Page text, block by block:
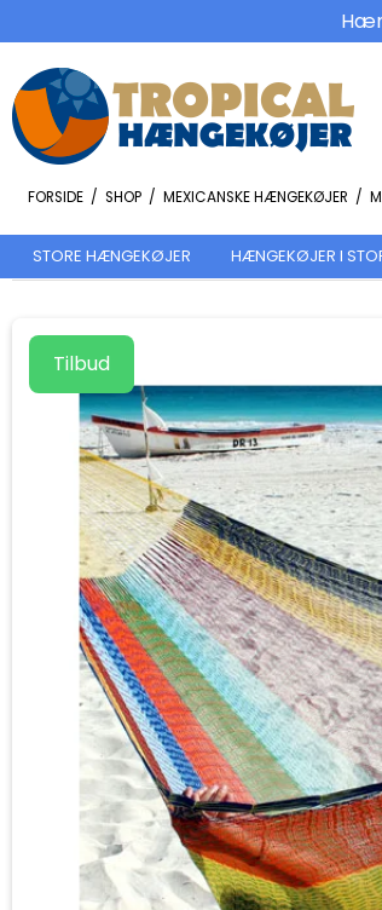
FORSIDE / SHOP / MEXICANSKE HÆNGEKØJER /
STORE HÆNGEKØJER HÆNGEKØJER I
Tilbud